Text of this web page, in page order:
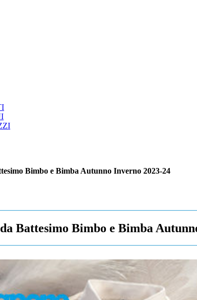
Bimbo e Bimba Autunno Inverno 2023-24
Battesimo Bimbo e Bimba